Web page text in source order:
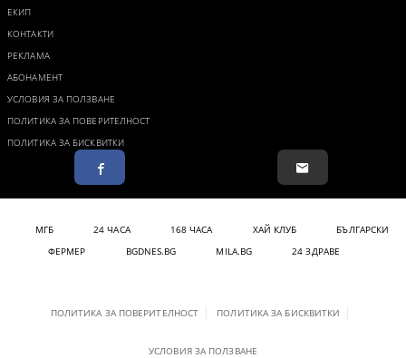
ЕКИП
КОНТАКТИ
РЕКЛАМА
АБОНАМЕНТ
УСЛОВИЯ ЗА ПОЛЗВАНЕ
ПОЛИТИКА ЗА ПОВЕРИТЕЛНОСТ
ПОЛИТИКА ЗА БИСКВИТКИ
МГБ 24 ЧАСА 168 ЧАСА ХАЙ КЛУБ
БЪЛГАРСКИ
ФЕРМЕР
BGDNES.BG MILA.BG 24 ЗДРАВЕ
ПОЛИТИКА ЗА ПОВЕРИТЕЛНОСТ ПОЛИТИКА ЗА БИСКВИТКИ
УСЛОВИЯ ЗА ПОЛЗВАНЕ